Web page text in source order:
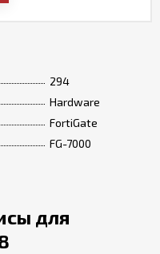
294
Hardware
FortiGate
FG-7000
для